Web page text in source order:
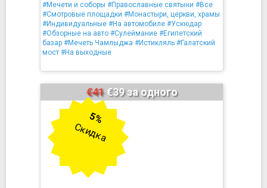
#Мечети и соборы #Православные святыни #Все
#Смотровые площадки #Монастыри, церкви, храмы
#Индивидуальные #На автомобиле #Ускюдар
#Обзорные на авто #Сулеймание #Египетский
базар #Мечеть Чамлыджа #Истикляль #Галатский
мост #На выходные
€41€39 за одного
5%
Скидка